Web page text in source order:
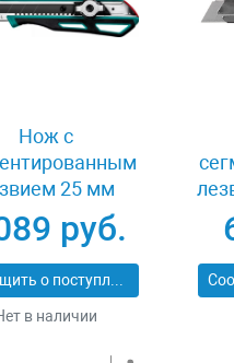
Нож с
25 мм
09190
руб.
Сообщить о поступлении
в наличии